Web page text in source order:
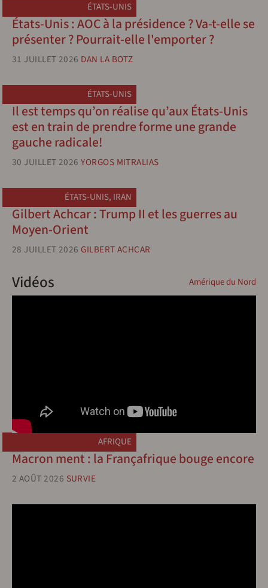
ÉTATS-UNIS
États-Unis : AOC à la présidence ? Va-t-elle se
présenter ? Pourrait-elle l'emporter ?
31 JUILLET 2026 DAN LA BOTZ
ÉTATS-UNIS
Il est temps qu’on réalise qu’aux États-Unis
est en train de prendre forme une grande
gauche radicale!
30 JUILLET 2026 YORGOS MITRALIAS
ÉTATS-UNIS, IRAN
Gilbert Achcar : Trump II et les guerres au
Moyen-Orient
28 JUILLET 2026 GILBERT ACHCAR
Amérique du Nord
Vidéos
AFRIQUE
Macron ment : la Françafrique bouge encore
2 AOÛT 2026 SURVIE